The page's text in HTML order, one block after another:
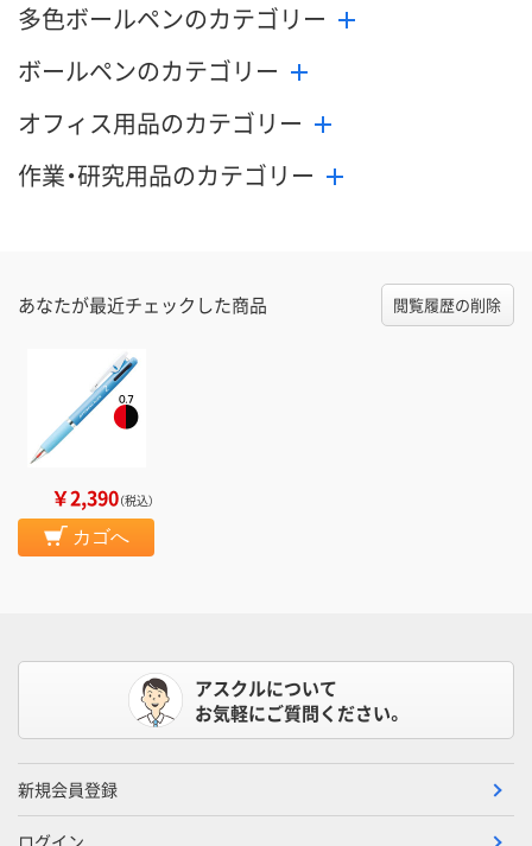
多色ボールペンのカテゴリー
ボールペンのカテゴリー
オフィス用品のカテゴリー
作業・研究用品のカテゴリー
あなたが最近チェックした商品 閲覧履歴の削除
￥2,390（税込）
カゴへ
アスクルについて
お気軽にご質問ください。
新規会員登録